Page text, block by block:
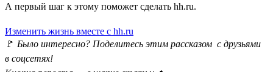
А первый шаг к этому поможет сделать hh.ru.
Изменить жизнь вместе с hh.ru
🚩 Было интересно? Поделитесь этим рассказом с друзьями
в соцсетях!